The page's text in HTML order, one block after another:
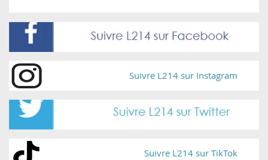
Suivre L214 sur Instagram
Suivre L214 sur TikTok